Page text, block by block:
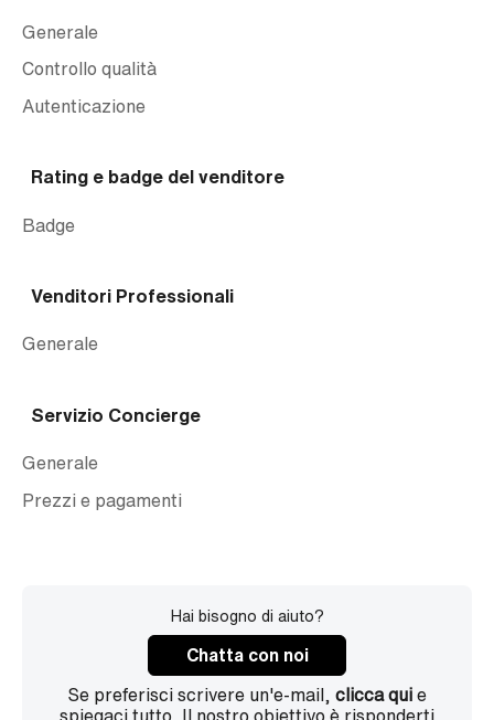
Generale
Controllo qualità
Autenticazione
Badge
Rating e badge del venditore
Generale
Venditori Professionali
Generale
Prezzi e pagamenti
Servizio Concierge
Hai bisogno di aiuto?
Chatta con noi
Se preferisci scrivere un'e-mail, clicca qui e
spiegaci tutto. Il nostro obiettivo è risponderti